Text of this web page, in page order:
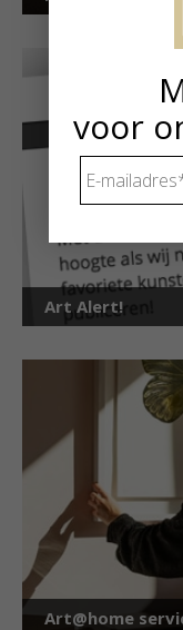
Art Alert!
Art@home
voor
mailadres